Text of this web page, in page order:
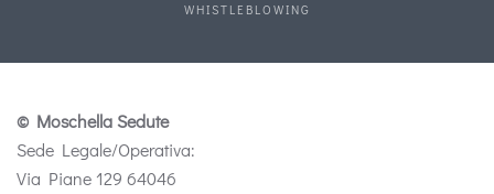
WHISTLEBLOWING
© Moschella Sedute
Sede Legale/Operativa:
Via Piane 129 64046